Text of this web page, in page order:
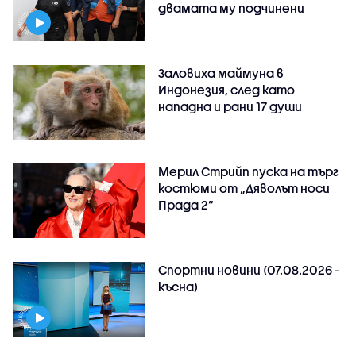
двамата му подчинени
Заловиха маймуна в
Индонезия, след като
нападна и рани 17 души
Мерил Стрийп пуска на търг
костюми от „Дяволът носи
Прада 2“
Спортни новини (07.08.2026 -
късна)